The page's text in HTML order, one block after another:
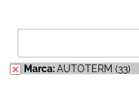
Marca:AUTOTERM (33)